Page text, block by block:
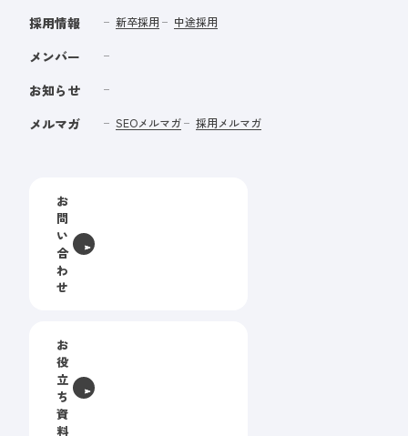
採用情報
新卒採用 中途採用
メンバー
お知らせ
メルマガ
SEOメルマガ 採用メルマガ
お
問
い
合
わ
せ
お
役
立
ち
資
料